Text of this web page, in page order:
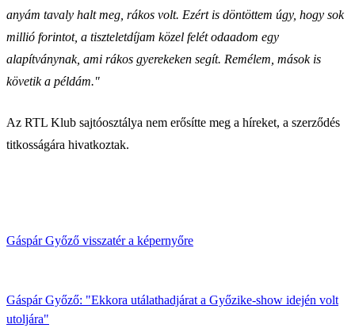
anyám tavaly halt meg, rákos volt. Ezért is döntöttem úgy, hogy sok
millió forintot, a tiszteletdíjam közel felét odaadom egy
alapítványnak, ami rákos gyerekeken segít. Remélem, mások is
követik a példám."
Az RTL Klub sajtóosztálya nem erősítte meg a híreket, a szerződés
titkosságára hivatkoztak.
Gáspár Győző visszatér a képernyőre
Gáspár Győző: "Ekkora utálathadjárat a Győzike-show idején volt
utoljára"